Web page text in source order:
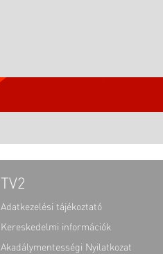
TV2
Adatkezelési tájékoztató
Kereskedelmi információk
Akadálymentességi Nyilatkozat